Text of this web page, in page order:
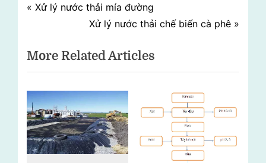
Điều
bài
P
v
i
o
u
s
P
o
Xử lý nước thải mía đường
N
x
t
P
o
s
t
:
Xử lý nước thải chế biến cà phê
More Related Articles